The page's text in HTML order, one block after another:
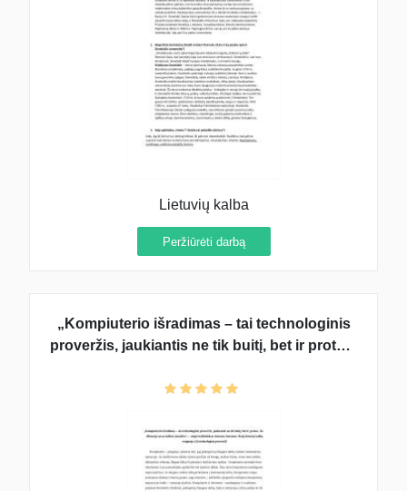
Lietuvių kalba
Peržiūrėti darbą
„Kompiuterio išradimas – tai technologinis
proveržis, jaukiantis ne tik buitį, bet ir protus.
kalbininkas Antanas Smetona. Kaip lietuvių